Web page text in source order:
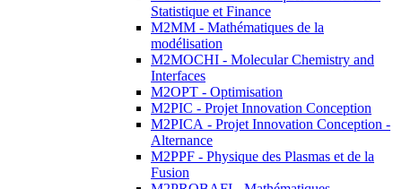
Statistique et Finance
M2MM - Mathématiques de la
modélisation
M2MOCHI - Molecular Chemistry and
Interfaces
M2OPT - Optimisation
M2PIC - Projet Innovation Conception
M2PICA - Projet Innovation Conception -
Alternance
M2PPF - Physique des Plasmas et de la
Fusion